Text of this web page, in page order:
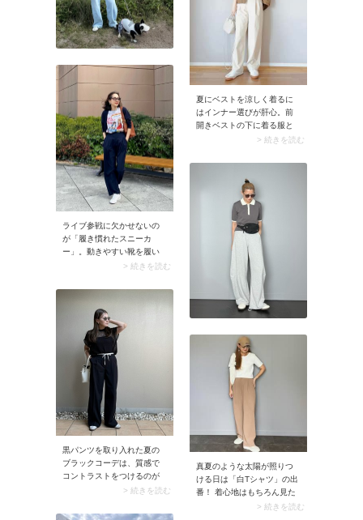
のが40代におすすめです。
夏にベストを涼しく着るに
はインナー選びが肝心。前
開きベストの下に着る服と
いえば「ゆったりめの半袖T
織るだけでTシャツにシャレ
感が加わり、お出かけ感が
グンとアップ。また、ゆる
っとしたTシャツに羽織るベ
ストはカジュアルなタイプ
が似合います。さらにTシャ
ツの裾をウエストインする
と、コーデがスッキリまと
まりますよ。
> 続きを読む
ライブ参戦に欠かせないの
が「履き慣れたスニーカ
ー」。動きやすい靴を履い
ておけば、アリーナ席での
に楽しめます。冬などスニ
ーカーでは寒そうな場合は
ブーツでも大丈夫ですが、
フラットなタイプを選ぶの
がコツ。また夏は安定感の
ないサンダルやミュールだ
と脱げやすいので避けるの
が無難です。
> 続きを読む
黒パンツを取り入れた夏の
ブラックコーデは、質感で
コントラストをつけるのが
コツ。例えば黒メッシュプ
ップスの透け感が軽やかさ
> 続きを読む
真夏のような太陽が照りつ
ける日は「白Tシャツ」の出
番！ 着心地はもちろん見た
目も涼しげなので、ベージ
> 続きを読む